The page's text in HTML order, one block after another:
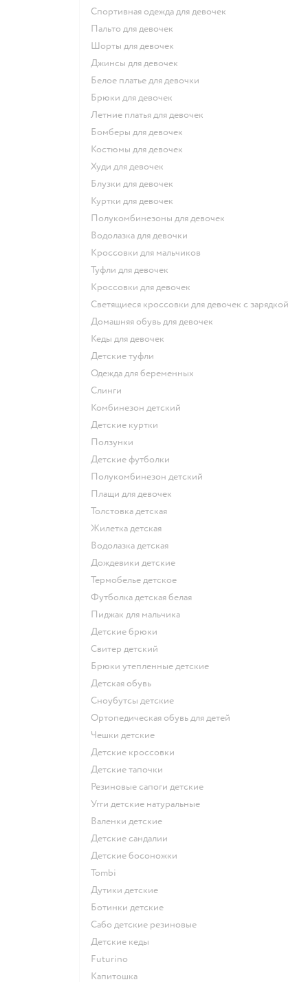
Спортивная одежда для девочек
Пальто для девочек
Шорты для девочек
Джинсы для девочек
Белое платье для девочки
Брюки для девочек
Летние платья для девочек
Бомберы для девочек
Костюмы для девочек
Худи для девочек
Блузки для девочек
Куртки для девочек
Полукомбинезоны для девочек
Водолазка для девочки
Кроссовки для мальчиков
Туфли для девочек
Кроссовки для девочек
Светящиеся кроссовки для девочек с зарядкой
Домашняя обувь для девочек
Кеды для девочек
Детские туфли
Одежда для беременных
Слинги
Комбинезон детский
Детские куртки
Ползунки
Детские футболки
Полукомбинезон детский
Плащи для девочек
Толстовка детская
Жилетка детская
Водолазка детская
Дождевики детские
Термобелье детское
Футболка детская белая
Пиджак для мальчика
Детские брюки
Свитер детский
Брюки утепленные детские
Детская обувь
Сноубутсы детские
Ортопедическая обувь для детей
Чешки детские
Детские кроссовки
Детские тапочки
Резиновые сапоги детские
Угги детские натуральные
Валенки детские
Детские сандалии
Детские босоножки
Tombi
Дутики детские
Ботинки детские
Сабо детские резиновые
Детские кеды
Futurino
Капитошка